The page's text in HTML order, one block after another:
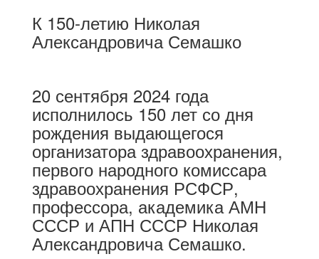
К 150-летию Николая
Александровича Семашко
20 сентября 2024 года
исполнилось 150 лет со дня
рождения выдающегося
организатора здравоохранения,
первого народного комиссара
здравоохранения РСФСР,
профессора, академика АМН
СССР и АПН СССР Николая
Александровича Семашко.